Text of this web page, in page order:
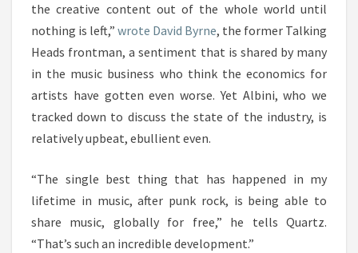
the creative content out of the whole world until
nothing is left,” wrote David Byrne, the former Talking
Heads frontman, a sentiment that is shared by many
in the music business who think the economics for
artists have gotten even worse. Yet Albini, who we
tracked down to discuss the state of the industry, is
relatively upbeat, ebullient even.
“The single best thing that has happened in my
lifetime in music, after punk rock, is being able to
share music, globally for free,” he tells Quartz.
“That’s such an incredible development.”